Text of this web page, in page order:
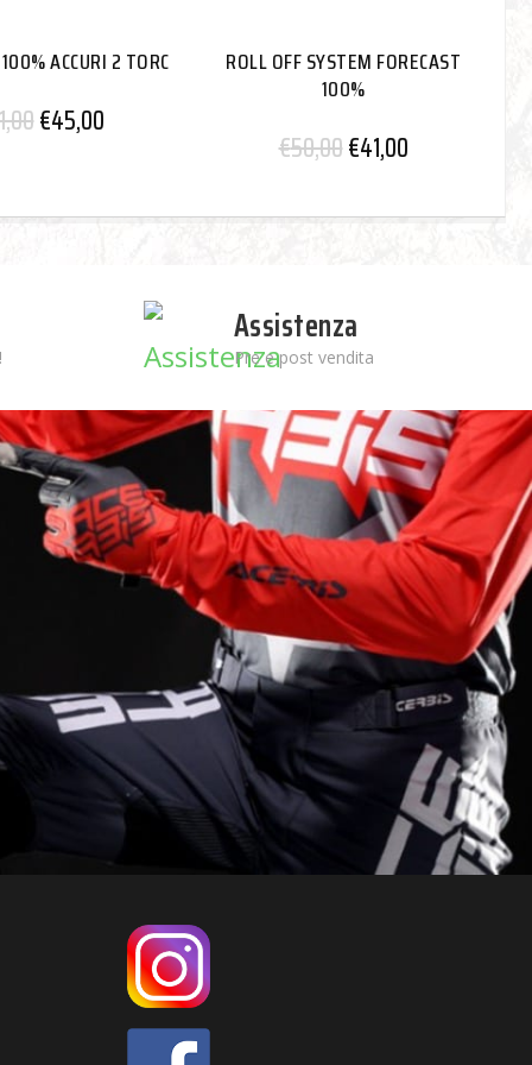
ACCURI 2 TORC
€45,00
ROLL OFF SYSTEM FORECAST
100%
€50,00€41,00
Assistenza
Pre e post vendita